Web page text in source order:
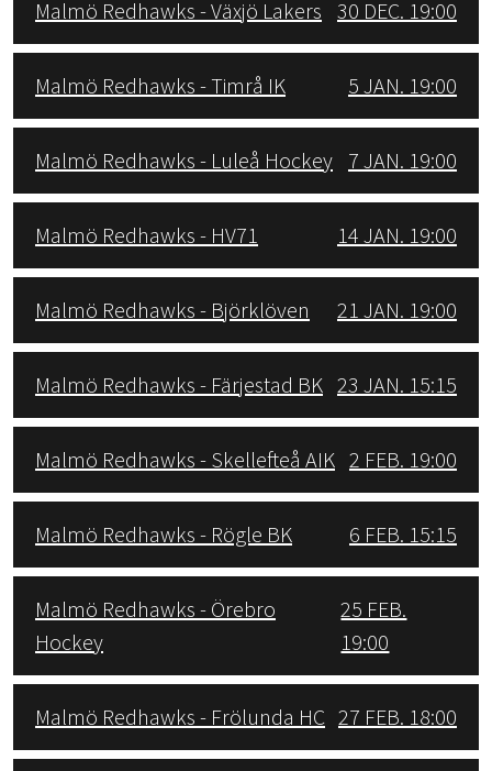
Malmö Redhawks - Växjö Lakers 30 DEC. 19:00
Malmö Redhawks - Timrå IK 5 JAN. 19:00
Malmö Redhawks - Luleå Hockey 7 JAN. 19:00
Malmö Redhawks - HV71 14 JAN. 19:00
Malmö Redhawks - Björklöven 21 JAN. 19:00
Malmö Redhawks - Färjestad BK 23 JAN. 15:15
Malmö Redhawks - Skellefteå AIK 2 FEB. 19:00
Malmö Redhawks - Rögle BK 6 FEB. 15:15
Malmö Redhawks - Örebro
Hockey
25 FEB.
19:00
Malmö Redhawks - Frölunda HC 27 FEB. 18:00